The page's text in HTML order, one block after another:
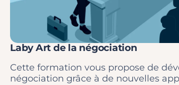
Laby Art de la négociation
Cette formation vous propose de
négociation grâce à de nouvelles